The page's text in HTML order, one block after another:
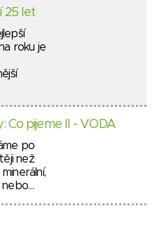
25 let
roku je
Co pijeme II - VODA
po
než
minerální,
nebo…